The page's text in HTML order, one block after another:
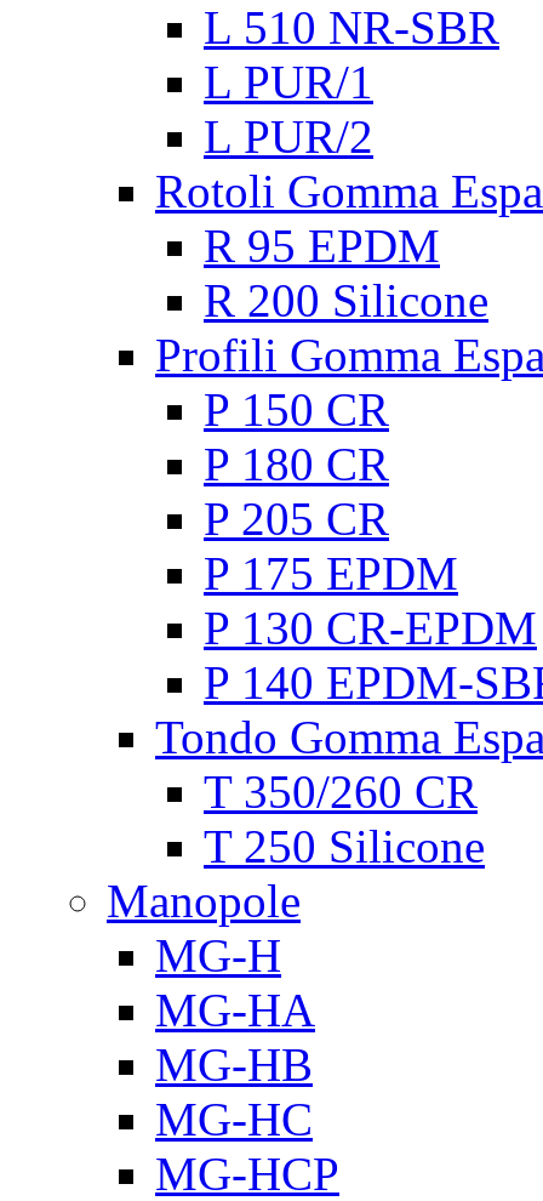
L 510 NR-SBR
L PUR/1
L PUR/2
Rotoli Gomma
R 95 EPDM
R 200 Silicone
Profili Gomma
P 150 CR
P 180 CR
P 205 CR
P 175 EPDM
P 130 CR-EPDM
P 140 EPDM-
Tondo Gomma
T 350/260 CR
T 250 Silicone
Manopole
MG-H
MG-HA
MG-HB
MG-HC
MG-HCP